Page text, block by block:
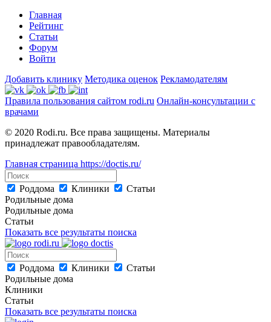
Главная
Рейтинг
Статьи
Форум
Войти
Добавить клинику Методика оценок Рекламодателям
Правила пользования сайтом rodi.ru Онлайн-консультации с
врачами
© 2020 Rodi.ru. Все права защищены. Материалы
принадлежат правообладателям.
Главная страница https://doctis.ru/
Роддома Клиники
Статьи
Родильные дома
Родильные дома
Статьи
Показать все результаты поиска
Роддома Клиники
Статьи
Родильные дома
Клиники
Статьи
Показать все результаты поиска